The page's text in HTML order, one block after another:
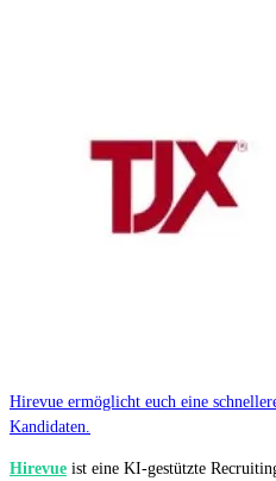
Hirevue ermöglicht euch eine
Kandidaten.
Hirevue ist eine KI-gestützte